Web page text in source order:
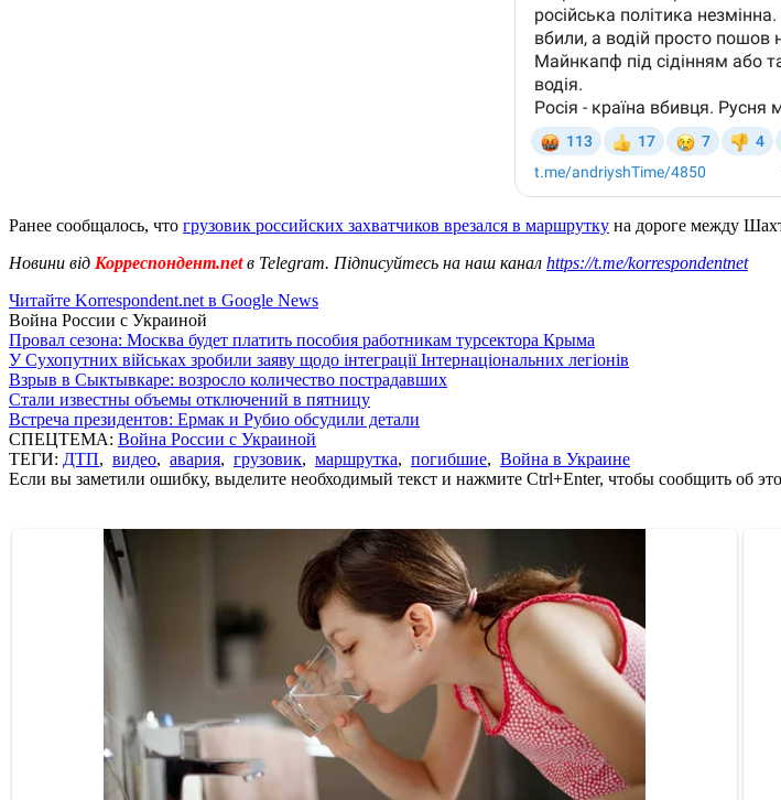
Ранее сообщалось, что грузовик российских захватчиков врезался в маршрутку на дороге между
Новини від Корреспондент.netв Telegram. Підписуйтесь на наш канал https://t.me/korrespondentnet
Читайте Korrespondent.net в Google News
Война России с Украиной
Провал сезона: Москва будет платить пособия работникам турсектора Крыма
У Сухопутних військах зробили заяву щодо інтеграції Інтернаціональних легіонів
Взрыв в Сыктывкаре: возросло количество пострадавших
Стали известны объемы отключений в пятницу
Встреча президентов: Ермак и Рубио обсудили детали
СПЕЦТЕМА: Война России с Украиной
ТЕГИ: ДТП, видео, авария, грузовик, маршрутка, погибшие, Война в Украине
Если вы заметили ошибку, выделите необходимый текст и нажмите Ctrl+Enter, чтобы сообщить об